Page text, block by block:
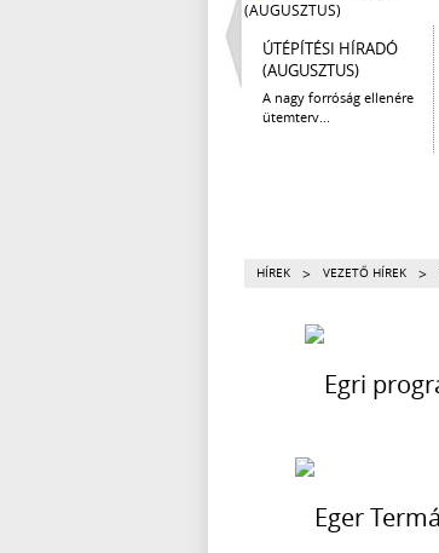
ÚTÉPÍTÉSI HÍRADÓ
(AUGUSZTUS)
A nagy forróság ellenére
ütemterv...
HÍREK > VEZETŐ HÍREK >